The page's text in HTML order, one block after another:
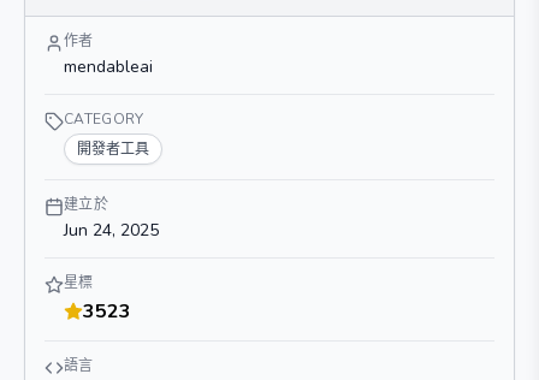
作者
mendableai
CATEGORY
開發者工具
建立於
Jun 24, 2025
星標
3523
語言